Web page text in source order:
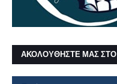
ΑΚΟΛΟΥΘΗΣΤΕ ΜΑΣ ΣΤΟ